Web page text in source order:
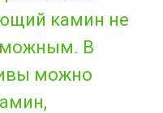
камин не
В
можно